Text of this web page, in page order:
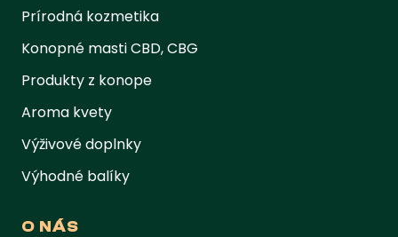
Prírodná kozmetika
Konopné masti CBD, CBG
Produkty z konope
Aroma kvety
Výživové doplnky
Výhodné balíky
O NÁS